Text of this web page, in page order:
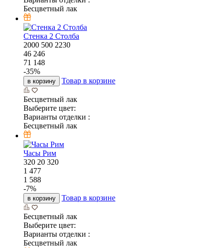
Бесцветный лак
Стенка 2 Столба
2000 500 2230
46 246
71 148
-35%
в корзину Товар в корзине
Бесцветный лак
Выберите цвет:
Варианты отделки :
Бесцветный лак
Часы Рим
320 20 320
1 477
1 588
-7%
в корзину Товар в корзине
Бесцветный лак
Выберите цвет:
Варианты отделки :
Бесцветный лак